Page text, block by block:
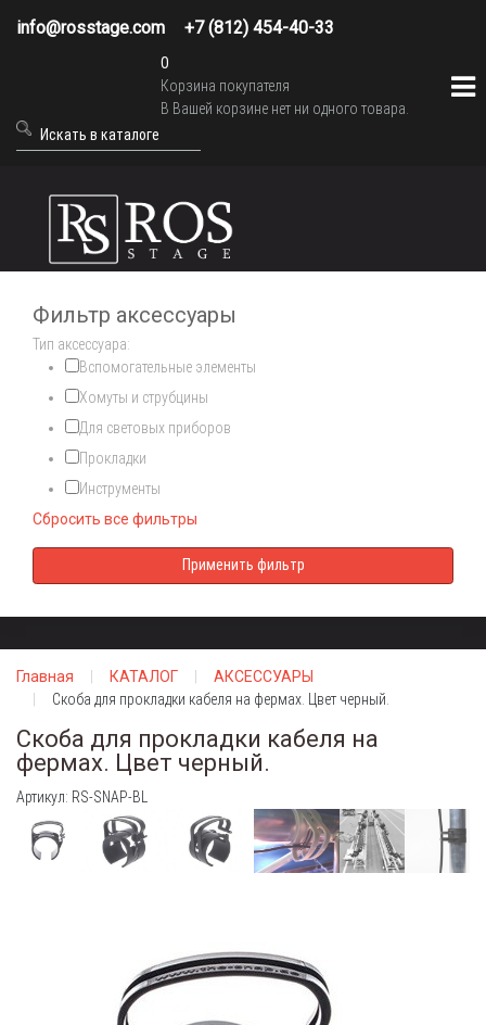
info@rosstage.com +7 (812) 454-40-33
0
Корзина покупателя
В Вашей корзине нет ни одного товара.
Фильтр аксессуары
Тип аксессуара:
Вспомогательные элементы
Хомуты и струбцины
Для световых приборов
Прокладки
Инструменты
Сбросить все фильтры
Главная КАТАЛОГ
АКСЕССУАРЫ
Скоба для прокладки кабеля на фермах. Цвет черный.
Скоба для прокладки кабеля на
фермах. Цвет черный.
Артикул: RS-SNAP-BL